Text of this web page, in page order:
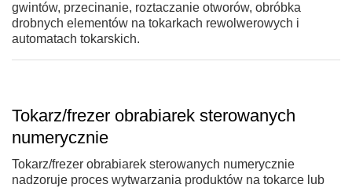
gwintów, przecinanie, roztaczanie otworów, obróbka
drobnych elementów na tokarkach rewolwerowych i
automatach tokarskich.
Tokarz/frezer obrabiarek sterowanych
numerycznie
Tokarz/frezer obrabiarek sterowanych numerycznie
nadzoruje proces wytwarzania produktów na tokarce lub